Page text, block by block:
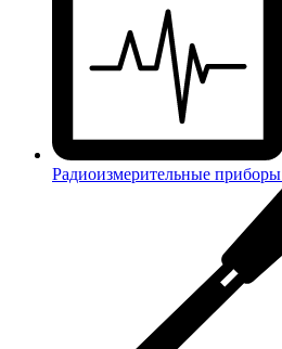
Радиоизмерительные приборы